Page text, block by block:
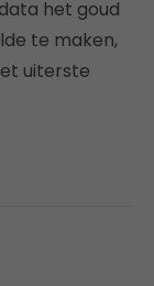
het goud
te maken,
uiterste